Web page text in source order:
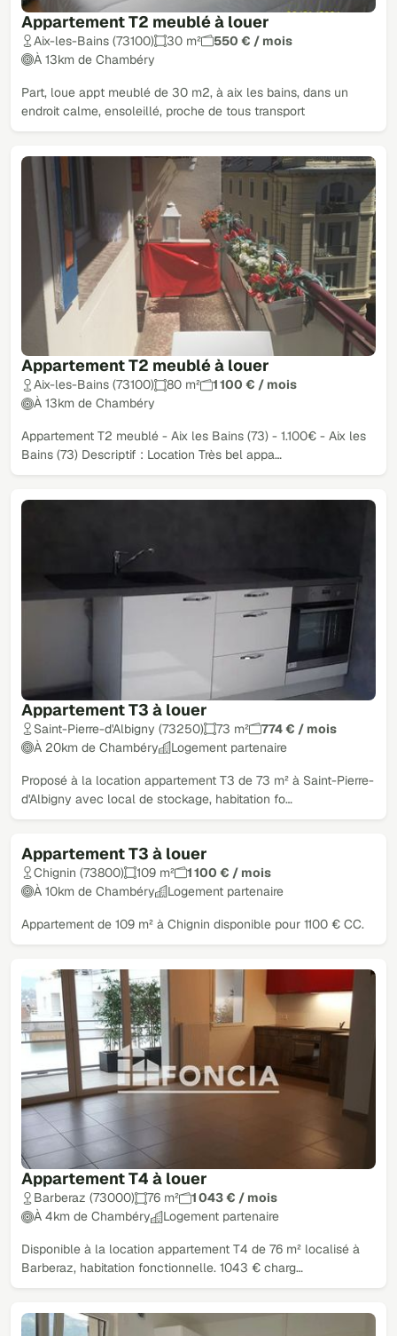
Appartement T2 meublé à louer
Aix-les-Bains (73100) 30 m²
550 € / mois
À 13km de Chambéry
Part, loue appt meublé de 30 m2, à aix les bains, dans un
endroit calme, ensoleillé, proche de tous transport
Appartement T2 meublé à louer
Aix-les-Bains (73100) 80 m²
1 100 € / mois
À 13km de Chambéry
Appartement T2 meublé - Aix les Bains (73) - 1.100€ - Aix les
Bains (73) Descriptif : Location Très bel appa…
Appartement T3 à louer
Saint-Pierre-d'Albigny (73250) 73 m²
774 € / mois
À 20km de Chambéry
Logement partenaire
Proposé à la location appartement T3 de 73 m² à Saint-Pierre-
d'Albigny avec local de stockage, habitation fo…
Appartement T3 à louer
Chignin (73800) 109 m²
1 100 € / mois
À 10km de Chambéry
Logement partenaire
Appartement de 109 m² à Chignin disponible pour 1100 € CC.
Appartement T4 à louer
Barberaz (73000) 76 m²
1 043 € / mois
À 4km de Chambéry
Logement partenaire
Disponible à la location appartement T4 de 76 m² localisé à
Barberaz, habitation fonctionnelle. 1043 € charg…